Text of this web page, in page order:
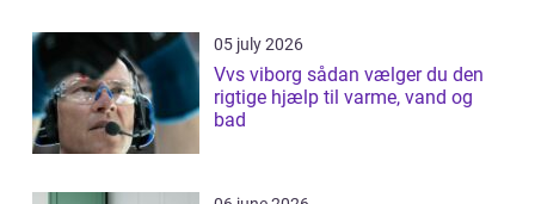
05 july 2026
Vvs viborg sådan vælger du den
rigtige hjælp til varme, vand og
bad